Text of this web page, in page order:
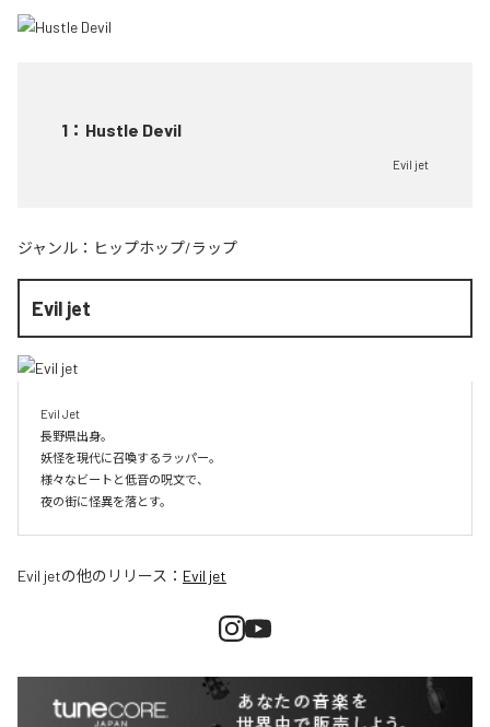
1 ： Hustle Devil
Evil jet
ジャンル： ヒップホップ/ラップ
Evil jet
Evil Jet
長野県出身。
妖怪を現代に召喚するラッパー。
様々なビートと低音の呪文で、
夜の街に怪異を落とす。
Evil jetの他のリリース： Evil jet